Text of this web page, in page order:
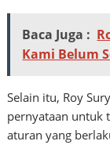
Baca Juga :
Kami Belum
Selain itu, Roy
pernyataan untuk
aturan yang